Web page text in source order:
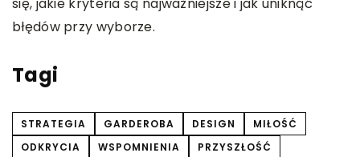
się, jakie kryteria są najważniejsze i jak uniknąć
błędów przy wyborze.
Tagi
STRATEGIA GARDEROBA DESIGN
MIŁOŚĆ
ODKRYCIA
WSPOMNIENIA
PRZYSZŁOŚĆ